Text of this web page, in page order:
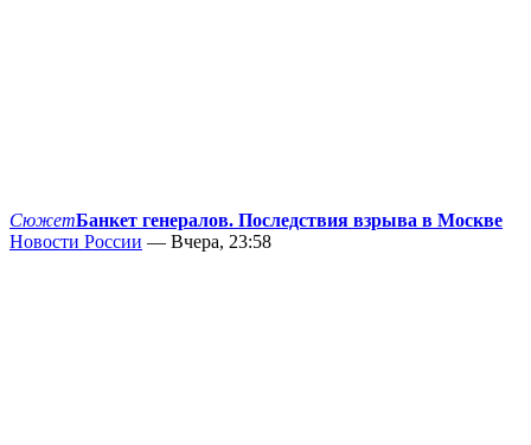
СюжетБанкет генералов. Последствия взрыва в Москве
Новости России — Вчера, 23:58